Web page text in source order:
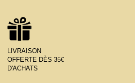
LIVRAISON
OFFERTE DÈS 35€
D'ACHATS